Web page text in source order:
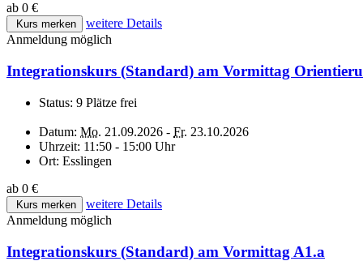
ab 0 €
Kurs merken
weitere Details
Anmeldung möglich
Integrationskurs (Standard) am Vormittag
Status: 9 Plätze frei
Datum: Mo. 21.09.2026 - Fr. 23.10.2026
Uhrzeit: 11:50 - 15:00 Uhr
Ort: Esslingen
ab 0 €
Kurs merken
weitere Details
Anmeldung möglich
Integrationskurs (Standard) am Vormittag A1.a